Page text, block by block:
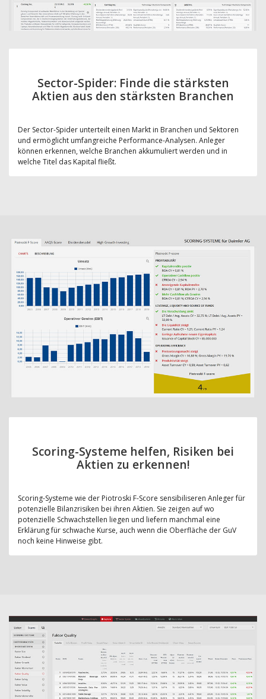
Sector-Spider: Finde die stärksten
Aktien aus den stärksten Branchen
Der Sector-Spider unterteilt einen Markt in Branchen und Sektoren
und ermöglicht umfangreiche Performance-Analysen. Anleger
können erkennen, welche Branchen akkumuliert werden und in
welche Titel das Kapital fließt.
Scoring-Systeme helfen, Risiken bei
Aktien zu erkennen!
Scoring-Systeme wie der Piotroski F-Score sensibiliseren Anleger für
potenzielle Bilanzrisiken bei ihren Aktien. Sie zeigen auf wo
potenzielle Schwachstellen liegen und liefern manchmal eine
Erklärung für schwache Kurse, auch wenn die Oberfläche der GuV
noch keine Hinweise gibt.